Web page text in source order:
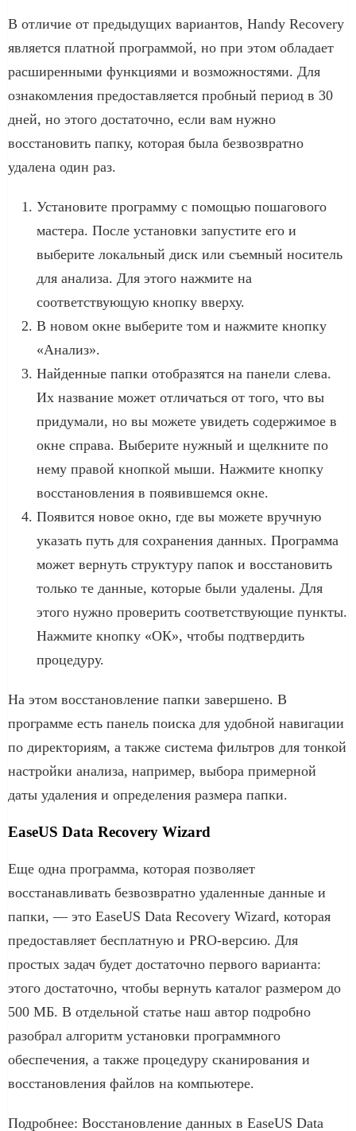
В отличие от предыдущих вариантов, Handy Recovery
является платной программой, но при этом обладает
расширенными функциями и возможностями. Для
ознакомления предоставляется пробный период в 30
дней, но этого достаточно, если вам нужно
восстановить папку, которая была безвозвратно
удалена один раз.
Установите программу с помощью пошагового
мастера. После установки запустите его и
выберите локальный диск или съемный носитель
для анализа. Для этого нажмите на
соответствующую кнопку вверху.
В новом окне выберите том и нажмите кнопку
«Анализ».
Найденные папки отобразятся на панели слева.
Их название может отличаться от того, что вы
придумали, но вы можете увидеть содержимое в
окне справа. Выберите нужный и щелкните по
нему правой кнопкой мыши. Нажмите кнопку
восстановления в появившемся окне.
Появится новое окно, где вы можете вручную
указать путь для сохранения данных. Программа
может вернуть структуру папок и восстановить
только те данные, которые были удалены. Для
этого нужно проверить соответствующие пункты.
Нажмите кнопку «ОК», чтобы подтвердить
процедуру.
На этом восстановление папки завершено. В
программе есть панель поиска для удобной навигации
по директориям, а также система фильтров для тонкой
настройки анализа, например, выбора примерной
даты удаления и определения размера папки.
EaseUS Data Recovery Wizard
Еще одна программа, которая позволяет
восстанавливать безвозвратно удаленные данные и
папки, — это EaseUS Data Recovery Wizard, которая
предоставляет бесплатную и PRO-версию. Для
простых задач будет достаточно первого варианта:
этого достаточно, чтобы вернуть каталог размером до
500 МБ. В отдельной статье наш автор подробно
разобрал алгоритм установки программного
обеспечения, а также процедуру сканирования и
восстановления файлов на компьютере.
Подробнее: Восстановление данных в EaseUS Data